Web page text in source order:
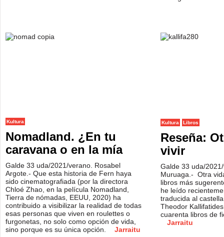
Kultura
Nomadland. ¿En tu
caravana o en la mía
Galde 33 uda/2021/verano. Rosabel
Argote.- Que esta historia de Fern haya
sido cinematografiada (por la directora
Chloé Zhao, en la película Nomadland,
Tierra de nómadas, EEUU, 2020) ha
contribuido a visibilizar la realidad de todas
esas personas que viven en roulettes o
furgonetas, no solo como opción de vida,
sino porque es su única opción.
Jarraitu
Kultura Libros
Reseña:
vivir
Galde 33 uda/
Muruaga.- Otra
libros más
he leído
traducida al
Theodor
cuarenta libros de
Jarraitu